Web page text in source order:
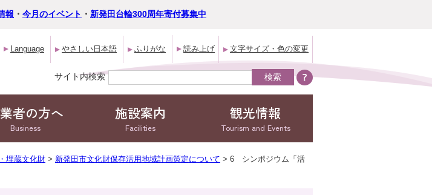
報 ・ 今月のイベント ・ 新発田台輪300周年寄付募集中
Language やさしい日本語 ふりがな 読み上げ 文字サイズ・色の変更
サイト内検索
者の方へ
Business
施設案内
Facilities
観光情報
Tourism and Events
埋蔵文化財 > 新発田市文化財保存活用地域計画策定について > 6 シンポジウム「活